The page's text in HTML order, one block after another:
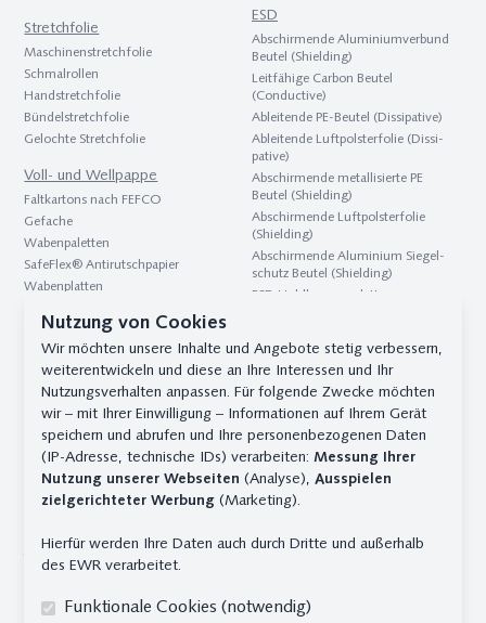
Nutzung von Cookies
Wir möchten unsere Inhalte und Angebote stetig verbessern,
weiterentwickeln und diese an Ihre Interessen und Ihr
Nutzungsverhalten anpassen. Für folgende Zwecke möchten
wir – mit Ihrer Einwilligung – Informationen auf Ihrem Gerät
speichern und abrufen und Ihre personenbezogenen Daten
(IP-Adresse, technische IDs) verarbeiten:Messung Ihrer
Nutzung unserer Webseiten (Analyse),Ausspielen
zielgerichteter Werbung (Marketing).
Hierfür werden Ihre Daten auch durch Dritte und außerhalb
des EWR verarbeitet.
Funktionale Cookies (notwendig)
Stretch­folie
Maschinen­stretch­folie
Schmal­rollen
Hand­stretch­folie
Bündel­stretch­folie
Gelochte Stretch­folie
Voll- und Wellpappe
Faltkartons nach FEFCO
Gefache
Waben­paletten
SafeFlex® Antirutschpapier
Waben­platten
Hohlkammer­platte
B1 Platten
Gefache
Zwischenlagen und Zuschnitte
HKP auf Rolle
ESD
Abschir­mende Aluminium­verbund
Beutel (Shielding)
Leitfähige Carbon Beutel
(Conductive)
Ableitende PE-Beutel (Dissipative)
Ableitende Luft­polster­folie (Dissi­
pative)
Abschirmende metallisierte PE
Beutel (Shielding)
Abschirmende Luftpolsterfolie
(Shielding)
Abschirmende Aluminium Siegel­
schutz Beutel (Shielding)
ESD Hohl­kammer­platten
Trocken­mittel
Trockenmittel für Transport und
Lagerung
Container Trockenmittel
Trockenmittel für die Pharma-
Industrie
Kontakt
Im Sundernkamp 19 - 32130 Enger
Telefon+49 (0) 5224 - 93901 - 0